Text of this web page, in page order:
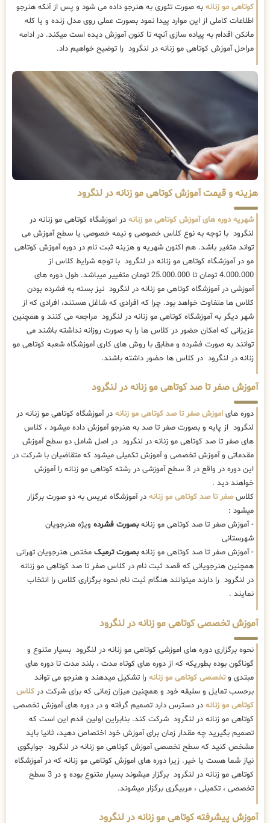
کوتاهی مو زنانه به صورت تئوری به هنرجو داده می شود و پس از آنکه هنرجو
اطلاعات کاملی از این موارد پیدا نمود بصورت عملی روی مدل زنده و یا کله
مانکن اقدام به پیاده سازی آنچه تا کنون آموزش دیده است میکند. در ادامه
مراحل آموزش کوتاهی مو زنانه در لنگرود را توضیح خواهیم داد.
هزینه و قیمت آموزش کوتاهی مو زنانه در لنگرود
شهریه دوره های آموزش کوتاهی مو زنانه در اموزشگاه کوتاهی مو زنانه در
لنگرود با توجه به نوع کلاس خصوصی و نیمه خصوصی یا سطح آموزش می
تواند متغیر باشد. هم اکنون شهریه و هزینه ثبت نام در دوره آموزش کوتاهی
مو در آموزشگاه کوتاهی مو زنانه در لنگرود با توجه شرایط کلاس از
4.000.000 تومان تا 25.000.000 تومان متغییر میباشد. طول دوره های
آموزشی در آموزشگاه کوتاهی مو زنانه در لنگرود نیز بسته به فشرده بودن
کلاس ها متفاوت خواهد بود. چرا که افرادی که شاغل هستند، افرادی که از
شهر دیگر به آموزشگاه کوتاهی مو زنانه در لنگرود مراجعه می کنند و همچنین
عزیزانی که امکان حضور در کلاس ها را به صورت روزانه نداشته باشند می
توانند به صورت فشرده و مطابق با روش های کاری آموزشگاه شعبه کوتاهی مو
زنانه در لنگرود در کلاس ها حضور داشته باشند.
آموزش صفر تا صد کوتاهی مو زنانه در لنگرود
دوره های اموزش صفر تا صد کوتاهی مو زنانه در آموزشگاه کوتاهی مو زنانه در
لنگرود از پایه و بصورت صفر تا صد به هنرجو آموزش داده میشود ، کلاس
های صفر تا صد کوتاهی مو زنانه در لنگرود در اصل شامل دو سطح آموزش
مقدماتی و آموزش تخصصی و آموزش تکمیلی میشود که متقاضیان با شرکت در
این دوره در واقع در 3 سطح آموزشی در رشته کوتاهی مو زنانه را آموزش
خواهند دید .
کلاسصفر تا صد کوتاهی مو زنانه در آموزشگاه عریس به دو صورت برگزار
میشود :
- آموزش صفر تا صد کوتاهی مو زنانهبصورت فشرده ویژه هنرجویان
شهرستانی
- آموزش صفر تا صد کوتاهی مو زنانهبصورت ترمیک مختص هنرجویان تهرانی
همچنین هنرجویانی که قصد ثبت نام در کلاس صفر تا صد کوتاهی مو زنانه
در لنگرود را دارند میتوانند هنگام ثبت نام نحوه برگزاری کلاس را انتخاب
نمایند .
آموزش تخصصی کوتاهی مو زنانه در لنگرود
نحوه برگزاری دوره های اموزشی کوتاهی مو زنانه در لنگرود بسیار متنوع و
گوناگون بوده بطوریکه که از دوره های کوتاه مدت ، بلند مدت تا دوره های
مبتدی وتخصصی کوتاهی مو زنانه را تشکیل میدهند و هنرجو می تواند
برحسب تمایل و سلیقه خود و همچنین میزان زمانی که برای شرکت در کلاس
کوتاهی مو زنانه در دسترس دارد تصمیم گرفته و در دوره های آموزش تخصصی
کوتاهی مو زنانه در لنگرود شرکت کند. بنابراین اولین قدم این است که
تصمیم بگیرید چه مقدار زمان برای آموزش خود اختصاص دهید، ثانیا باید
مشخص کنید که سطح تخصصی آموزش کوتاهی مو زنانه در لنگرود جوابگوی
نیاز شما هست یا خیر. زیرا دوره های اموزش کوتاهی مو زنانه که در آموزشگاه
کوتاهی مو زنانه در لنگرود برگزار میشوند بسیار متنوع بوده و در 3 سطح
تخصصی ، تکمیلی ، مربیگری برگزار میشوند.
آموزش پیشرفته کوتاهی مو زنانه در لنگرود